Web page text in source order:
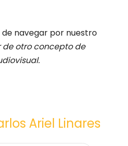
navegar por nuestro
de otro concepto de
Ariel Linares